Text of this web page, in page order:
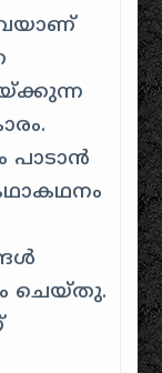
ചെയ്തു.